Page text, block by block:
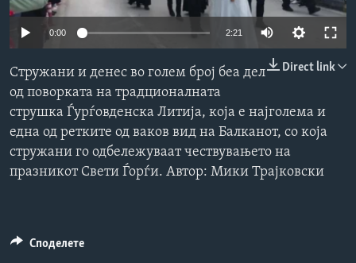
0:00 2:21
Direct link
Стружани и денес во голем број беа дел
од поворката на традционалната
струшка Ѓурѓовденска Литија, која е најголема и
една од ретките од ваков вид на Балканот, со која
стружани го одбележуваат чествувањето на
празникот Свети Ѓорѓи. Автор: Мики Трајковски
Споделете